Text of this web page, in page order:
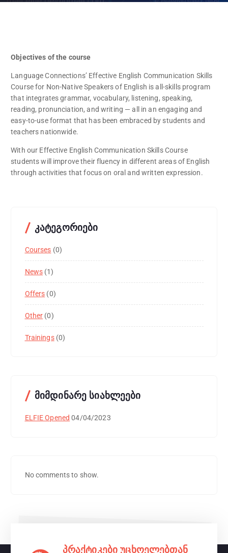
Objectives of the course
Language Connections’ Effective English Communication Skills
Course for Non-Native Speakers of English is all-skills program
that integrates grammar, vocabulary, listening, speaking,
reading, pronunciation, and writing — all in an engaging and
easy-to-use format that has been embraced by students and
teachers nationwide.
With our Effective English Communication Skills Course
students will improve their fluency in different areas of English
through activities that focus on oral and written expression.
კატეგორიები
Courses (0)
News (1)
Offers (0)
Other (0)
Trainings(0)
მიმდინარე სიახლეები
ELFIE Opened 04/04/2023
No comments to show.
პრაქტიკები უცხოელებთან